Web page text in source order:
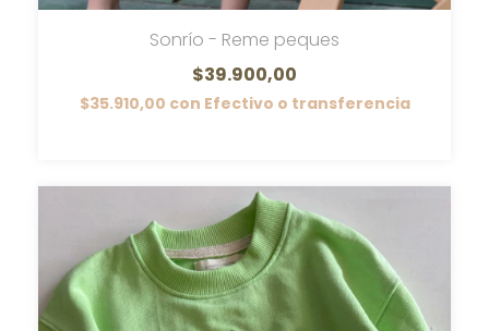
Sonrío - Reme peques
$39.900,00
$35.910,00 con Efectivo o transferencia